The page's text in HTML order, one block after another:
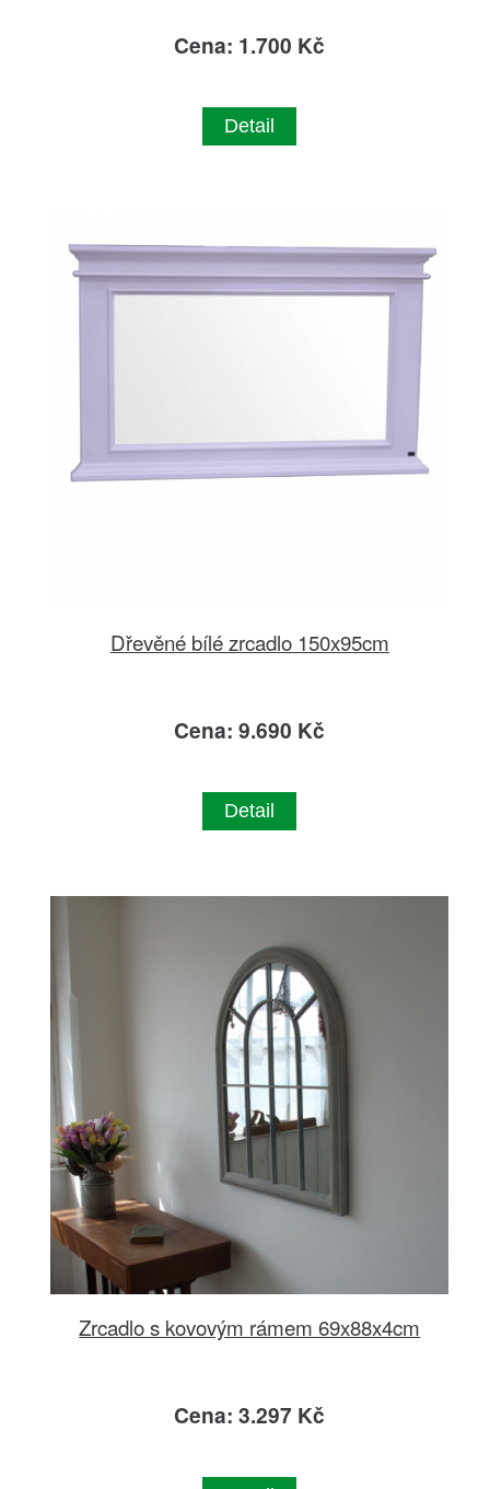
Cena: 1.700 Kč
Detail
Dřevěné bílé zrcadlo 150x95cm
Cena: 9.690 Kč
Detail
Zrcadlo s kovovým rámem 69x88x4cm
Cena: 3.297 Kč